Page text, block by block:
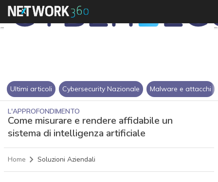
Ultimi articoli Cybersecurity Nazionale Malware e attacchi
L'APPROFONDIMENTO
Come misurare e rendere affidabile un
sistema di intelligenza artificiale
Home Soluzioni Aziendali